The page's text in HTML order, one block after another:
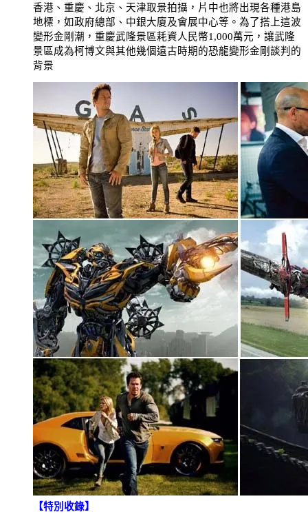
香港、重慶、北京、天津取景拍攝，片中也將出現各種港島
地標，如政府總部、中銀大廈及會展中心等。為了搭上這波
變形金剛潮，重慶武隆景區耗資人民幣1,000萬元，讓武隆
景區成為柯博文與其他幾個遠古時期的恐龍變形金剛談判的
背景
【特別收錄】